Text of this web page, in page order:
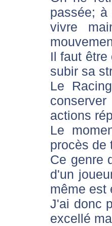
passée;
vivre
Il faut
subir sa
Le
actions
Le
procès de
Ce genre
d'un
même est
J'ai donc
excellé